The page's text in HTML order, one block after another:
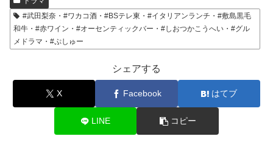
#武田梨奈・#ワカコ酒・#BSテレ東・#イタリアンランチ・#敷島黒毛
和牛・#赤ワイン・#オーセンティックバー・#しおつかこうへい・#グル
メドラマ・#ぷしゅー
シェアする
X Facebook はてブ
LINE コピー